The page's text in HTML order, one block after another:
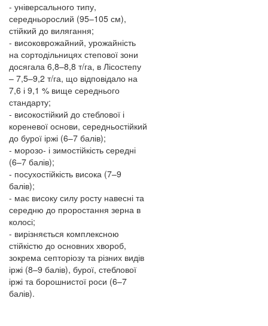
- універсального типу,
середньорослий (95–105 см),
стійкий до вилягання;
- високоврожайний, урожайність
на сортодільницях степової зони
досягала 6,8–8,8 т/га, в Лісостепу
– 7,5–9,2 т/га, що відповідало на
7,6 і 9,1 % вище середнього
стандарту;
- високостійкий до стеблової і
кореневої основи, середньостійкий
до бурої іржі (6–7 балів);
- морозо- і зимостійкість середні
(6–7 балів);
- посухостійкість висока (7–9
балів);
- має високу силу росту навесні та
середню до проростання зерна в
колосі;
- вирізняється комплексною
стійкістю до основних хвороб,
зокрема септоріозу та різних видів
іржі (8–9 балів), бурої, стеблової
іржі та борошнистої роси (6–7
балів).